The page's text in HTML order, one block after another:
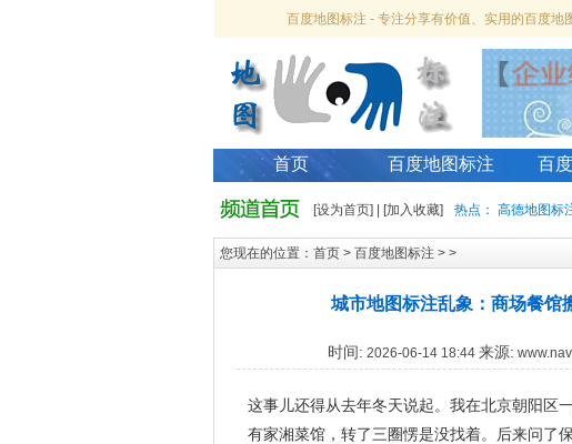
百度地图标注 - 专注分享有价值、实用的百度地
首页 百度地图标注 百
[设为首页] | [加入收藏] 热点： 高德地图标
您现在的位置： 首页 > 百度地图标注 > >
城市地图标注乱象：商场餐馆
时间: 2026-06-14 18:44 来源:
这事儿还得从去年冬天说起。我在北京朝阳区
有家湘菜馆，转了三圈愣是没找着。后来问了